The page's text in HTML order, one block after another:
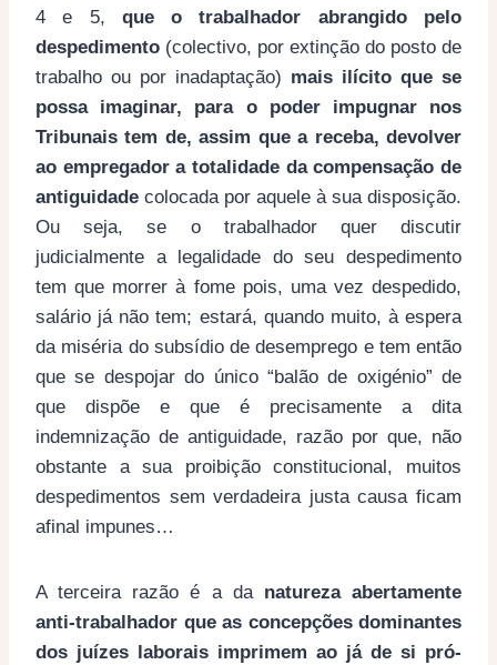
4 e 5, que o trabalhador abrangido pelo
despedimento (colectivo, por extinção do posto de
trabalho ou por inadaptação) mais ilícito que se
possa imaginar, para o poder impugnar nos
Tribunais tem de, assim que a receba, devolver
ao empregador a totalidade da compensação de
antiguidade colocada por aquele à sua disposição.
Ou seja, se o trabalhador quer discutir
judicialmente a legalidade do seu despedimento
tem que morrer à fome pois, uma vez despedido,
salário já não tem; estará, quando muito, à espera
da miséria do subsídio de desemprego e tem então
que se despojar do único “balão de oxigénio” de
que dispõe e que é precisamente a dita
indemnização de antiguidade, razão por que, não
obstante a sua proibição constitucional, muitos
despedimentos sem verdadeira justa causa ficam
afinal impunes…
A terceira razão é a da natureza abertamente
anti-trabalhador que as concepções dominantes
dos juízes laborais imprimem ao já de si pró-